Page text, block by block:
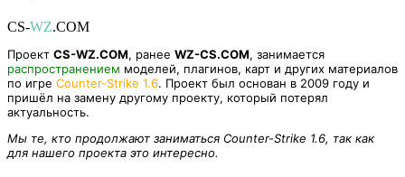
CS-WZ.COM
Проект CS-WZ.COM, ранее WZ-CS.COM, занимается
распространением моделей, плагинов, карт и других материалов
по игре Counter-Strike 1.6. Проект был основан в 2009 году и
пришёл на замену другому проекту, который потерял
актуальность.
Мы те, кто продолжают заниматься Counter-Strike 1.6, так как
для нашего проекта это интересно.